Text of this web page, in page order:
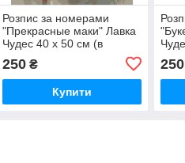
Розпис за номерами
"Прекрасные маки" Лавка
Чудес 40 x 50 см (в
250₴
Купити
250